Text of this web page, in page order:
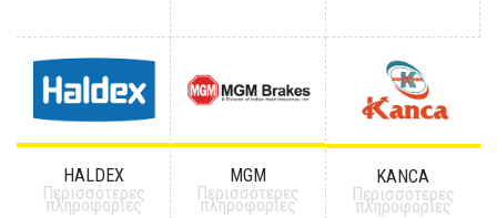
HALDEX
Περισσότερες
πληροφορίες
MGM
Περισσότερες
πληροφορίες
KANCA
Περισσότερες
πληροφορίες